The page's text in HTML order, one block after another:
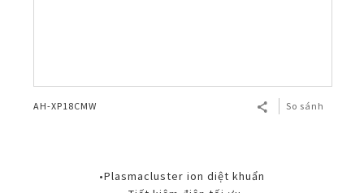
AH-XP18CMW So sánh
•Plasmacluster ion diệt khuẩn